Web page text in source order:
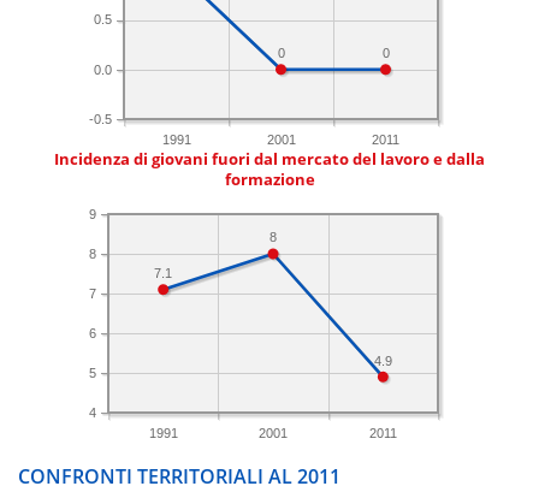
1991 2001 2011
-0.5
0.0
0.5
0
0
Incidenza di giovani fuori dal mercato del lavoro e dalla
formazione
1991 2001 2011
4
5
6
7
8
9
4.9
8
7.1
CONFRONTI TERRITORIALI AL 2011